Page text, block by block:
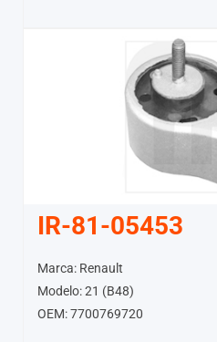
IR-81-05453
Marca: Renault
Modelo: 21 (B48)
OEM: 7700769720